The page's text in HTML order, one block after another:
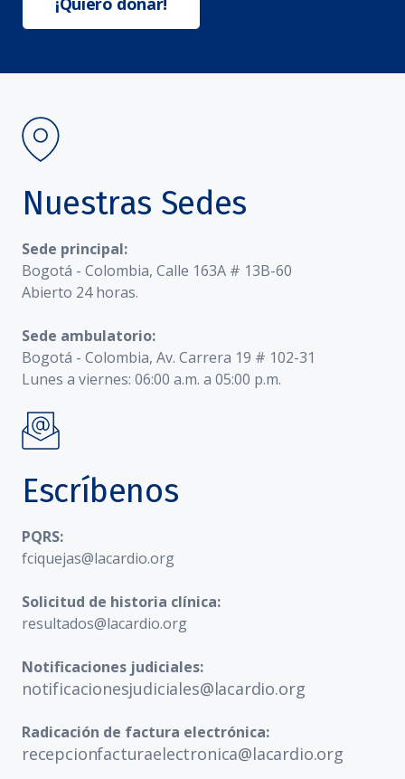
Nuestras Sedes
Sede principal:
Bogotá - Colombia, Calle 163A # 13B-60
Abierto 24 horas.
Sede ambulatorio:
Bogotá - Colombia, Av. Carrera 19 # 102-31
Lunes a viernes: 06:00 a.m. a 05:00 p.m.
Escríbenos
PQRS:
fciquejas@lacardio.org
Solicitud de historia clínica:
resultados@lacardio.org
Notificaciones judiciales:
notificacionesjudiciales@lacardio.org
Radicación de factura electrónica:
recepcionfacturaelectronica@lacardio.org